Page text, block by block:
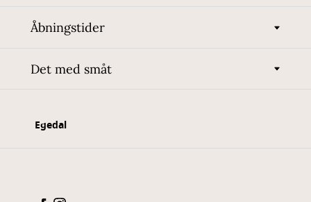
Åbningstider
Det med småt
Egedal